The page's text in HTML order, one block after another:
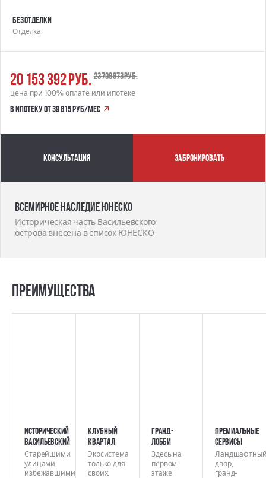
Без отделки
Отделка
20 153 392 руб. 23 709 873 руб.
цена при 100% оплате или ипотеке
в ипотеку от 39 815 руб/мес
Консультация забронировать
Всемирное наследие ЮНЕСКО
Историческая часть Васильевского
острова внесена в список ЮНЕСКО
Преимущества
Исторический
Васильевский
Старейшими
улицами,
избежавшими
Клубный
квартал
Экосистема
только для
своих.
Гранд-
лобби
Здесь на
первом
этаже
Премиальные
сервисы
двор,
гранд-